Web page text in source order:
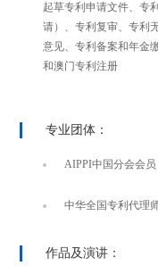
起草专利申请文件、专
请）、专利复审、专利
意见、专利备案和年金
和澳门专利注册
专业团体：
AIPPI中国分会会员
中华全国专利代理
作品及演讲：